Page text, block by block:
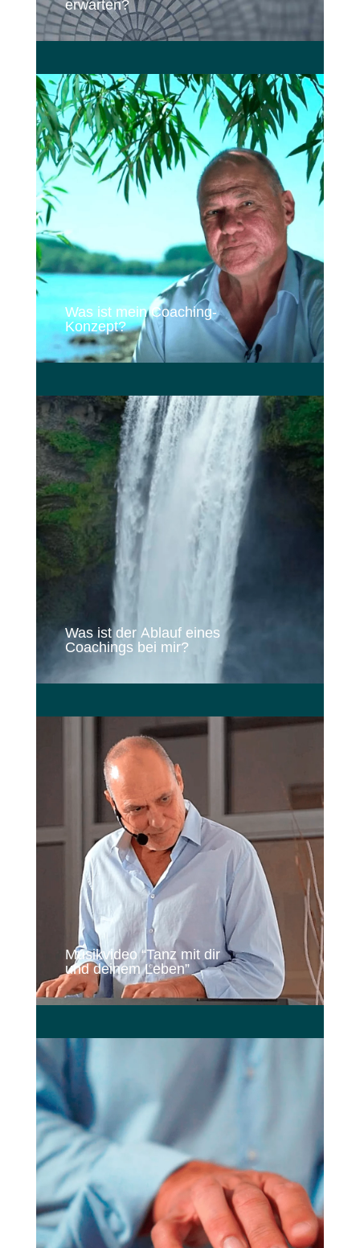
erwarten?
Was ist mein Coaching-
Konzept?
Was ist der Ablauf eines
Coachings bei mir?
Musikvideo “Tanz mit dir
und deinem Leben”